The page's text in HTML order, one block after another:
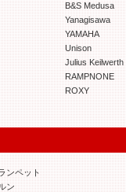
B&S Medusa
Yanagisawa
YAMAHA
Unison
Julius Keilwerth
RAMPNONE
ROXY
ンペット
ン